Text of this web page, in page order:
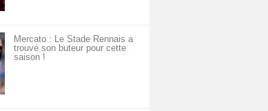
Mercato : Le Stade Rennais a
trouvé son buteur pour cette
saison !